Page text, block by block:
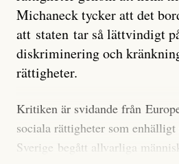
”Det ser ut som att årets El Niño
sannolikhet kommer att bli den
tillförlitliga mätningar inleddes
marginal”, skriver han.
Styrkan i El Niño går att
Michaneck tycker att det
att staten tar så lättvindigt
diskriminering och
rättigheter.
Kritiken är svidande från
sociala rättigheter som
Sverige begått allvarliga